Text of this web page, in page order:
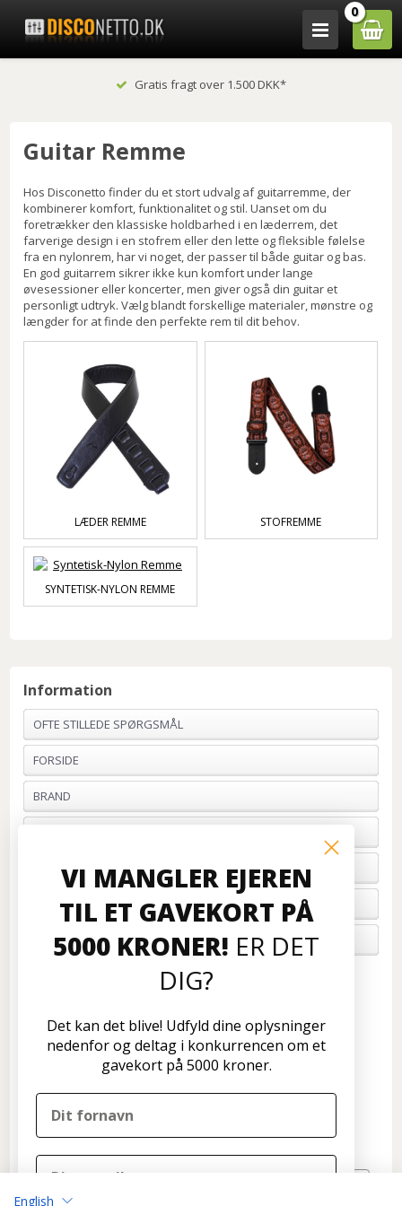
0
Gratis fragt over 1.500 DKK*
Guitar Remme
Hos Disconetto finder du et stort udvalg af guitarremme, der
kombinerer komfort, funktionalitet og stil. Uanset om du
foretrækker den klassiske holdbarhed i en læderrem, det
farverige design i en stofrem eller den lette og fleksible følelse
fra en nylonrem, har vi noget, der passer til både guitar og bas.
En god guitarrem sikrer ikke kun komfort under lange
øvesessioner eller koncerter, men giver også din guitar et
personligt udtryk. Vælg blandt forskellige materialer, mønstre og
længder for at finde den perfekte rem til dit behov.
LÆDER REMME STOFREMME
SYNTETISK-NYLON REMME
Information
OFTE STILLEDE SPØRGSMÅL
FORSIDE
BRAND
BETALING
FORTRYD ORDRE
OM OS
Formervangen 17
2600 Glostrup
Nyhedsbrev
English
VI MANGLER EJEREN
TIL ET GAVEKORT PÅ
5000 KRONER! ER DET
DIG?
Det kan det blive! Udfyld dine oplysninger
nedenfor og deltag i konkurrencen om et
gavekort på 5000 kroner.